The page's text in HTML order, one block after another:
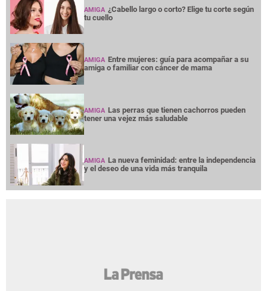
AMIGA ¿Cabello largo o corto? Elige tu corte según
tu cuello
AMIGA Entre mujeres: guía para acompañar a su
amiga o familiar con cáncer de mama
AMIGA Las perras que tienen cachorros pueden
tener una vejez más saludable
AMIGA La nueva feminidad: entre la independencia
y el deseo de una vida más tranquila